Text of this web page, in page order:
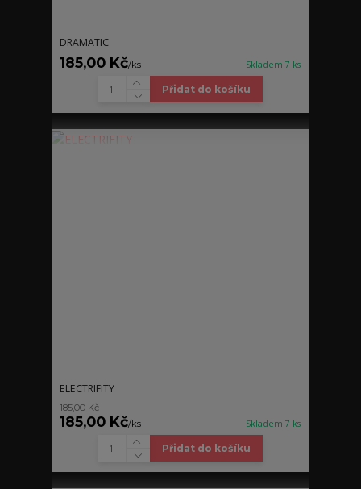
DRAMATIC
185,00 Kč/ks Skladem 7 ks
Přidat do košíku
ELECTRIFITY
185,00 Kč
185,00 Kč/ks Skladem 7 ks
Přidat do košíku